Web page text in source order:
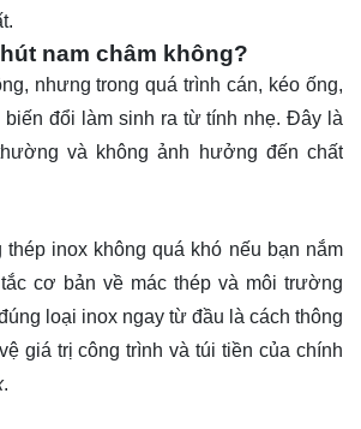
nam châm không?
nhưng trong quá trình cán, kéo ống,
biến đổi làm sinh ra từ tính nhẹ. Đây là
và không ảnh hưởng đến chất
thép inox không quá khó nếu bạn nắm
cơ bản về mác thép và môi trường
loại inox ngay từ đầu là cách thông
giá trị công trình và túi tiền của chính
.